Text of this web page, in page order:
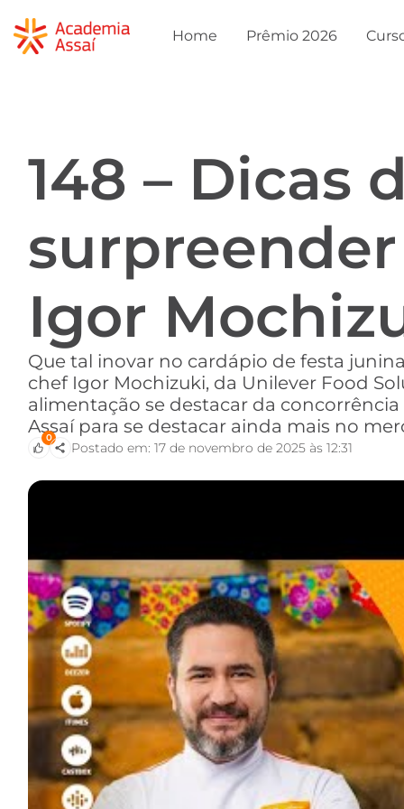
Home Prêmio 2026
148 – Dicas
Igor
Que tal inovar no cardápio de festa
chef Igor Mochizuki, da Unilever Food
alimentação se destacar da
Assaí para se destacar ainda mais no
0
Postado em: 17 de novembro de 2025 às 12:31